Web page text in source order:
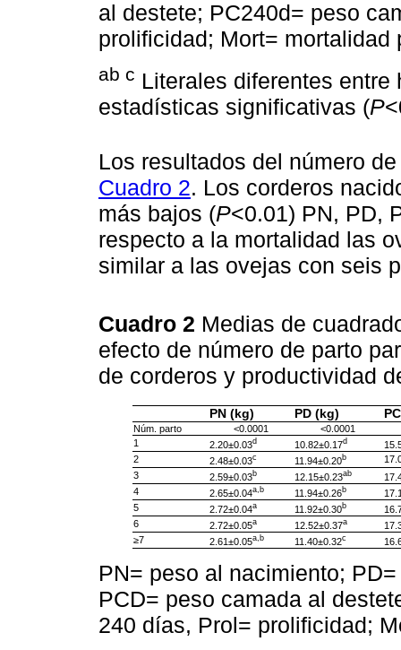
al destete; PC240d= peso
prolificidad; Mort= mortalidad
ab c Literales diferentes
estadísticas significativas (P
Los resultados del número
Cuadro 2. Los corderos
más bajos (P<0.01) PN, PD,
respecto a la mortalidad las
similar a las ovejas con seis
Cuadro 2 Medias de
efecto de número de parto
de corderos y productividad
PN (kg) PD (kg)
Núm. parto <0.0001
<0.0001
1
2.20±0.03d 10.82±0.17d
2
2.48±0.03c 11.94±0.20b
3
2.59±0.03b 12.15±0.23ab
4
2.65±0.04a,b 11.94±0.26b
5
2.72±0.04a 11.92±0.30b
6
2.72±0.05a 12.52±0.37a
≥7
2.61±0.05a,b 11.40±0.32c
PN= peso al nacimiento;
PCD= peso camada al
240 días, Prol= prolificidad;